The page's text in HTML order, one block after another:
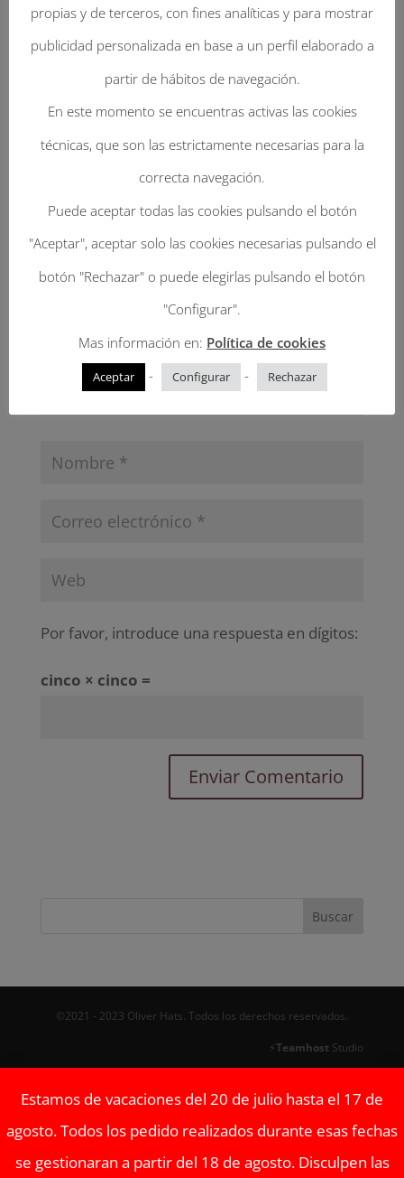
Estamos de vacaciones del 20 de julio hasta el 17 de
agosto. Todos los pedido realizados durante esas fechas
se gestionaran a partir del 18 de agosto. Disculpen las
Tu dirección de correo electrónico no será
publicada.
Los campos obligatorios están
Por favor, introduce una respuesta en dígitos:
cinco × cinco =
©2021 - 2023 Oliver Hats. Todos los derechos reservados.
⚡Teamhost Studio
propias y de terceros, con fines analíticas y para mostrar
publicidad personalizada en base a un perfil elaborado a
partir de hábitos de navegación.
En este momento se encuentras activas las cookies
técnicas, que son las estrictamente necesarias para la
correcta navegación.
Puede aceptar todas las cookies pulsando el botón
"Aceptar", aceptar solo las cookies necesarias pulsando el
botón "Rechazar" o puede elegirlas pulsando el botón
"Configurar".
Mas información en: Política de cookies
Aceptar - Configurar - Rechazar